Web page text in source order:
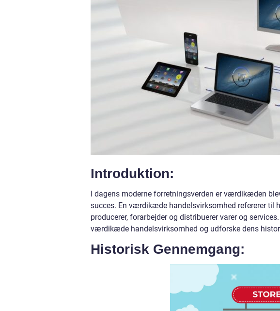
Introduktion:
I dagens moderne forretningsverden er værdikæden
succes. En værdikæde handelsvirksomhed refererer til
producerer, forarbejder og distribuerer varer og
værdikæde handelsvirksomhed og udforske dens
Historisk Gennemgang: